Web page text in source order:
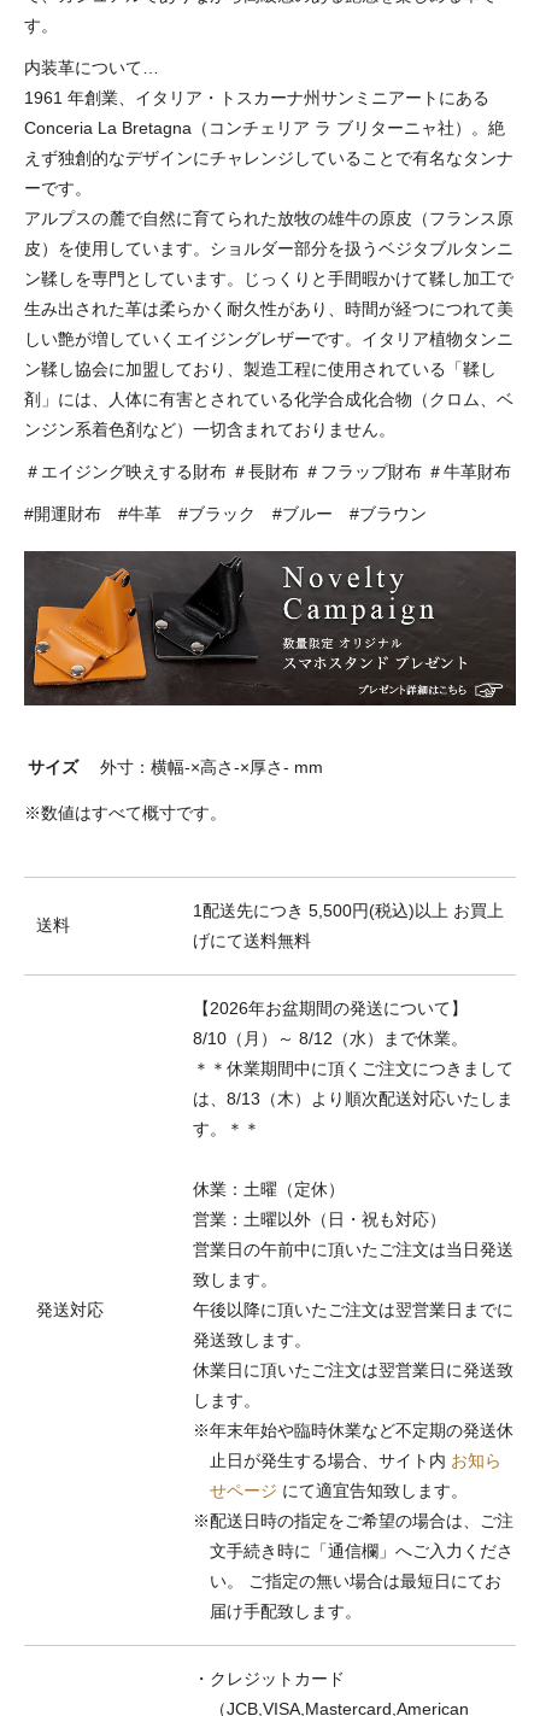
す。
内装革について…
1961 年創業、イタリア・トスカーナ州サンミニアートにある
Conceria La Bretagna（コンチェリア ラ ブリターニャ社）。絶
えず独創的なデザインにチャレンジしていることで有名なタンナ
ーです。
アルプスの麓で自然に育てられた放牧の雄牛の原皮（フランス原
皮）を使用しています。ショルダー部分を扱うベジタブルタンニ
ン鞣しを専門としています。じっくりと手間暇かけて鞣し加工で
生み出された革は柔らかく耐久性があり、時間が経つにつれて美
しい艶が増していくエイジングレザーです。イタリア植物タンニ
ン鞣し協会に加盟しており、製造工程に使用されている「鞣し
剤」には、人体に有害とされている化学合成化合物（クロム、ベ
ンジン系着色剤など）一切含まれておりません。
＃エイジング映えする財布 ＃長財布 ＃フラップ財布 ＃牛革財布
#開運財布 #牛革 #ブラック #ブルー #ブラウン
サイズ 外寸：横幅-×高さ-×厚さ- mm
※数値はすべて概寸です。
送料
1配送先につき 5,500円(税込)以上 お買上
げにて送料無料
発送対応
【2026年お盆期間の発送について】
8/10（月）～ 8/12（水）まで休業。
＊＊休業期間中に頂くご注文につきまして
は、8/13（木）より順次配送対応いたしま
す。＊＊
休業：土曜（定休）
営業：土曜以外（日・祝も対応）
営業日の午前中に頂いたご注文は当日発送
致します。
午後以降に頂いたご注文は翌営業日までに
発送致します。
休業日に頂いたご注文は翌営業日に発送致
します。
※年末年始や臨時休業など不定期の発送休
止日が発生する場合、サイト内 お知ら
せページ にて適宜告知致します。
※配送日時の指定をご希望の場合は、ご注
文手続き時に「通信欄」へご入力くださ
い。 ご指定の無い場合は最短日にてお
届け手配致します。
・クレジットカード
（JCB,VISA,Mastercard,American